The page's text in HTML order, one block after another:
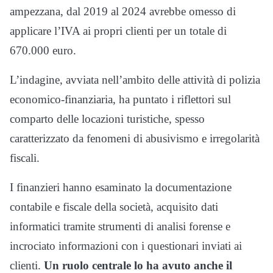
ampezzana, dal 2019 al 2024 avrebbe omesso di
applicare l’IVA ai propri clienti per un totale di
670.000 euro.
L’indagine, avviata nell’ambito delle attività di polizia
economico-finanziaria, ha puntato i riflettori sul
comparto delle locazioni turistiche, spesso
caratterizzato da fenomeni di abusivismo e irregolarità
fiscali.
I finanzieri hanno esaminato la documentazione
contabile e fiscale della società, acquisito dati
informatici tramite strumenti di analisi forense e
incrociato informazioni con i questionari inviati ai
clienti. Un ruolo centrale lo ha avuto anche il